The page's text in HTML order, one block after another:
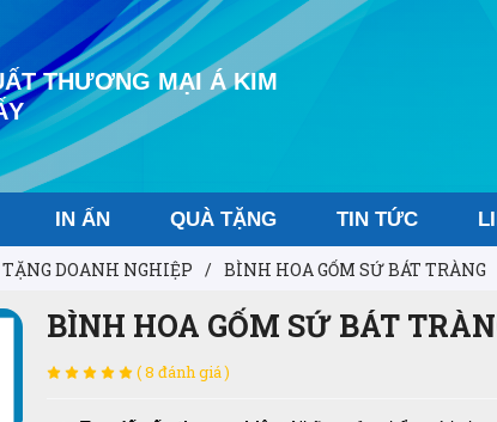
THƯƠNG MẠI Á KIM
IN ẤN QUÀ TẶNG TIN TỨC
DOANH NGHIỆP / BÌNH HOA GỐM SỨ BÁT TRÀNG
BÌNH HOA GỐM SỨ BÁT
( 8 đánh giá )